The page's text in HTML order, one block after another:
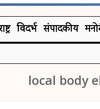
विदर्भ संपादकीय
local body